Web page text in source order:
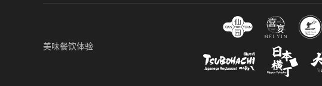
美味餐饮体验